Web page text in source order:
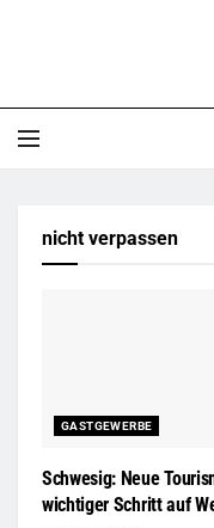
nicht verpassen
GASTGEWERBE
Schwesig: Neue
wichtiger Schritt auf